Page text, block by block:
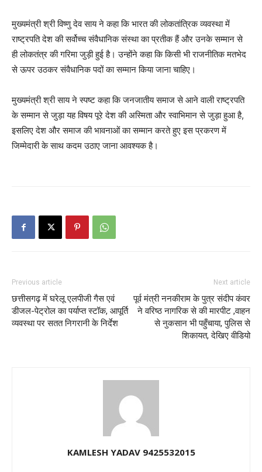
मुख्यमंत्री श्री विष्णु देव साय ने कहा कि भारत की लोकतांत्रिक व्यवस्था में
राष्ट्रपति देश की सर्वोच्च संवैधानिक संस्था का प्रतीक हैं और उनके सम्मान से
ही लोकतंत्र की गरिमा जुड़ी हुई है। उन्होंने कहा कि किसी भी राजनीतिक मतभेद
से ऊपर उठकर संवैधानिक पदों का सम्मान किया जाना चाहिए।
मुख्यमंत्री श्री साय ने स्पष्ट कहा कि जनजातीय समाज से आने वाली राष्ट्रपति
के सम्मान से जुड़ा यह विषय पूरे देश की अस्मिता और स्वाभिमान से जुड़ा हुआ है,
इसलिए देश और समाज की भावनाओं का सम्मान करते हुए इस प्रकरण में
जिम्मेदारी के साथ कदम उठाए जाना आवश्यक है।
Previous article
छत्तीसगढ़ में घरेलू एलपीजी गैस एवं
डीजल-पेट्रोल का पर्याप्त स्टॉक, आपूर्ति
व्यवस्था पर सतत निगरानी के निर्देश
Next article
पूर्व मंत्री ननकीराम के पुत्र संदीप कंवर
ने वरिष्ठ नागरिक से की मारपीट ,वाहन
से नुकसान भी पहुँचाया, पुलिस से
शिकायत, देखिए वीडियो
KAMLESH YADAV 9425532015